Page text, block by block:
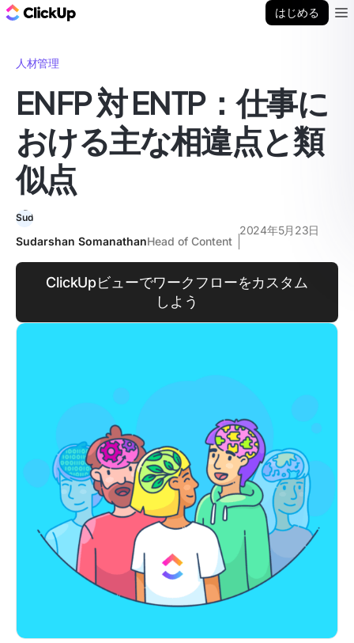
はじめる
人材管理
ENFP 対 ENTP：仕事に
おける主な相違点と類
似点
Sudarshan SomanathanHead of Content
2024年5月23日
ClickUpビューでワークフローをカスタム
しよう